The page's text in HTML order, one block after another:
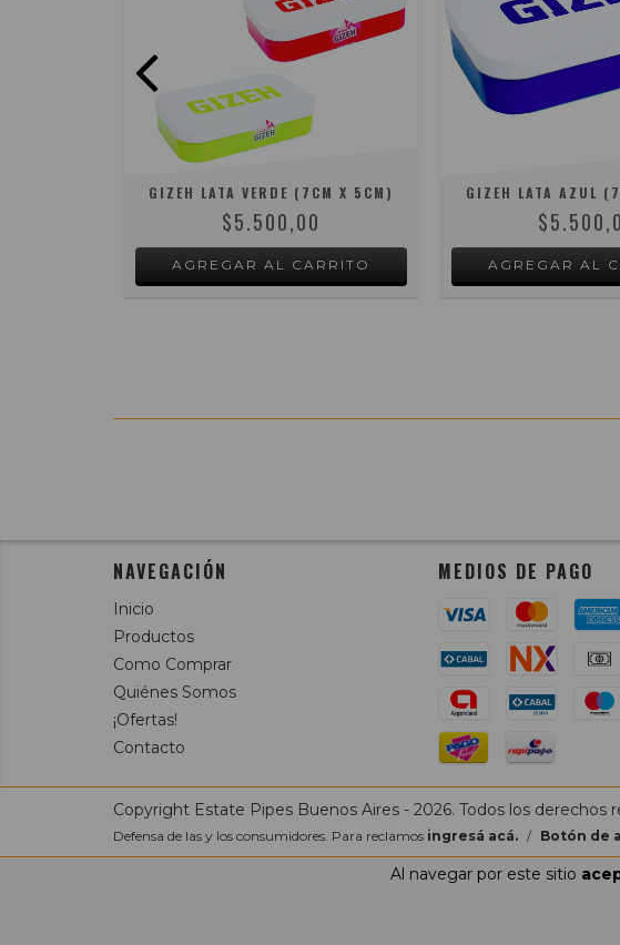
Al navegar por este sitio
GIZEH LATA VERDE (7CM X 5CM)
$5.500,00
GIZEH LATA AZUL
NAVEGACIÓN
Inicio
Productos
Como Comprar
Quiénes Somos
¡Ofertas!
Contacto
MEDIOS DE PAGO
Copyright Estate Pipes Buenos Aires - 2026. Todos los derechos
Defensa de las y los consumidores. Para reclamos ingresá acá. / Botón de